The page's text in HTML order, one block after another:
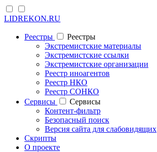
LIDREKON.RU
Реестры
Реестры
Экстремистские материалы
Экстремистские ссылки
Экстремистские организации
Реестр иноагентов
Реестр НКО
Реестр СОНКО
Cервисы
Cервисы
Контент-фильтр
Безопасный поиск
Версия сайта для слабовидящих
Скрипты
О проекте